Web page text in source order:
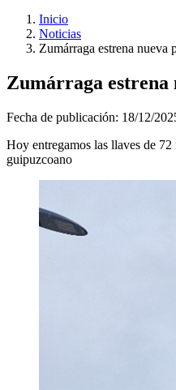
Inicio
Noticias
Zumárraga estrena nueva
Zumárraga estrena
Fecha de publicación: 18/12/
Hoy entregamos las llaves de
guipuzcoano